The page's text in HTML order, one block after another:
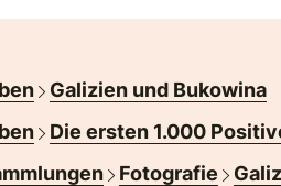
Galizien und Bukowina
Die ersten 1.000
Fotografie